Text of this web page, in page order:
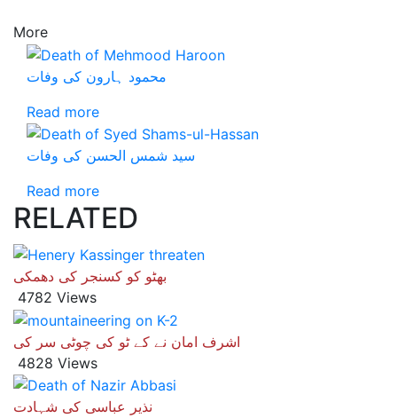
More
محمود ہارون کی وفات
Read more
سید شمس الحسن کی وفات
Read more
RELATED
بھٹو کو کسنجر کی دھمکی
4782 Views
اشرف امان نے کے ٹو کی چوٹی سر کی
4828 Views
نذیر عباسی کی شہادت